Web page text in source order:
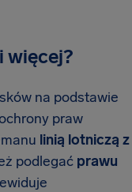
więcej?
na podstawie
praw
linią lotniczą z
podlegać prawu